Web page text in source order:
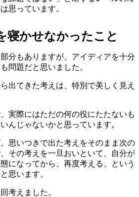
思っています。
かせなかったこと
分もありますが、アイディアを十分
問題だと思いました。
出てきた考えは、特別で美しく見え
実際にはただの何の役にたたないも
んじゃないかと思っています。
思いつきで出た考えをそのまま次の
その考えを一旦おいといて、自分が
になってから、再度考える、という
思います。
考えました。